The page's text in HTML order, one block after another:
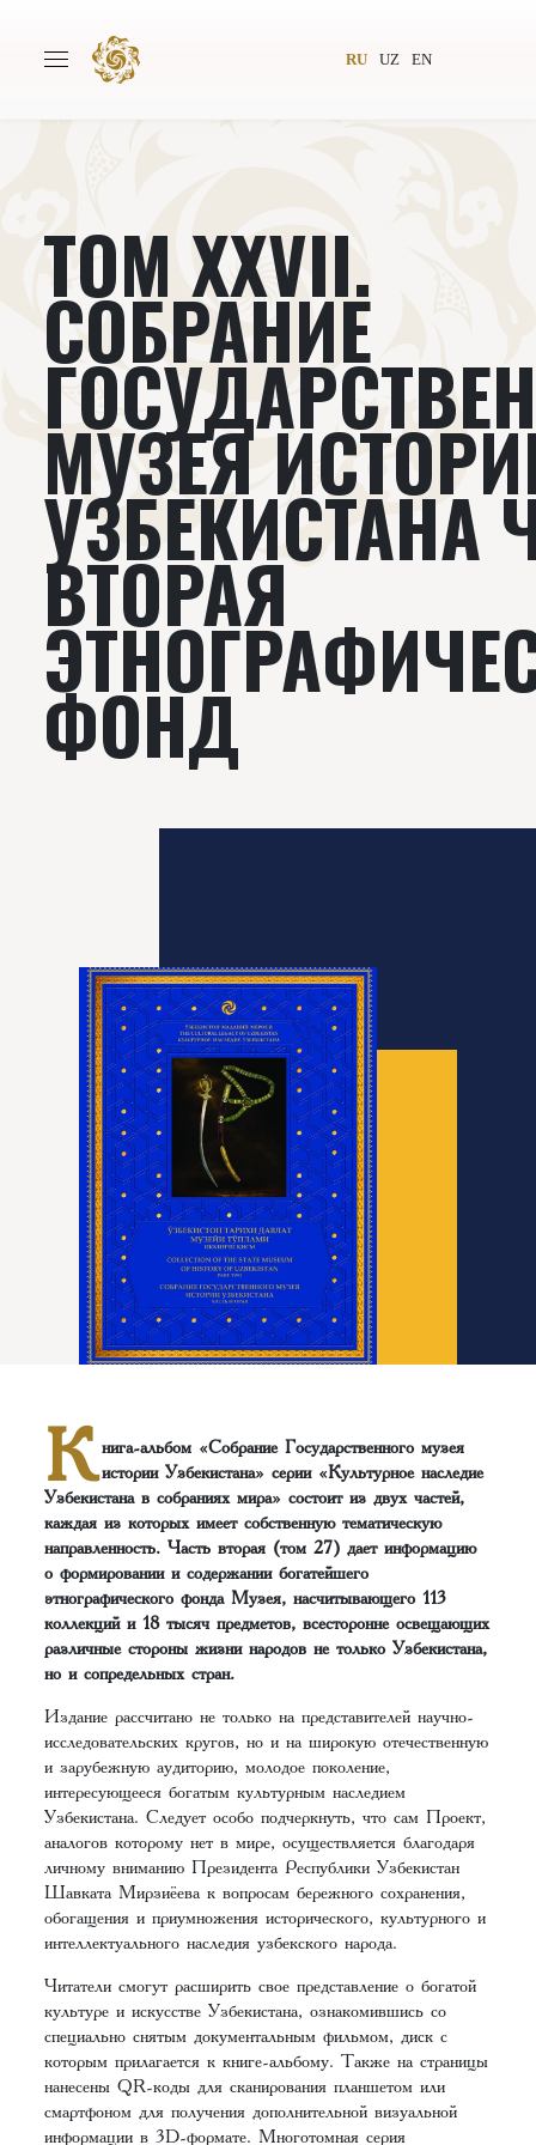
RU UZ EN
Всемирное общество
Издательство Новости
Проекты Подкасты
Книги Видеолекторий
ТОМ XXVII.
СОБРАНИЕ
МУЗЕЯ
УЗБЕКИСТАНА
ВТОРАЯ
ФОНД
К нига-альбом «Собрание Государственного музея
истории Узбекистана» серии «Культурное наследие
Узбекистана в собраниях мира» состоит из двух частей,
каждая из которых имеет собственную тематическую
направленность. Часть вторая (том 27) дает информацию
о формировании и содержании богатейшего
этнографического фонда Музея, насчитывающего 113
коллекций и 18 тысяч предметов, всесторонне освещающих
различные стороны жизни народов не только Узбекистана,
но и сопредельных стран.
Издание рассчитано не только на представителей научно-
исследовательских кругов, но и на широкую отечественную
и зарубежную аудиторию, молодое поколение,
интересующееся богатым культурным наследием
Узбекистана. Следует особо подчеркнуть, что сам Проект,
аналогов которому нет в мире, осуществляется благодаря
личному вниманию Президента Республики Узбекистан
Шавката Мирзиёева к вопросам бережного сохранения,
обогащения и приумножения исторического, культурного и
интеллектуального наследия узбекского народа.
Читатели смогут расширить свое представление о богатой
культуре и искусстве Узбекистана, ознакомившись со
специально снятым документальным фильмом, диск с
которым прилагается к книге-альбому. Также на страницы
нанесены QR-коды для сканирования планшетом или
смартфоном для получения дополнительной визуальной
информации в 3D-формате. Многотомная серия